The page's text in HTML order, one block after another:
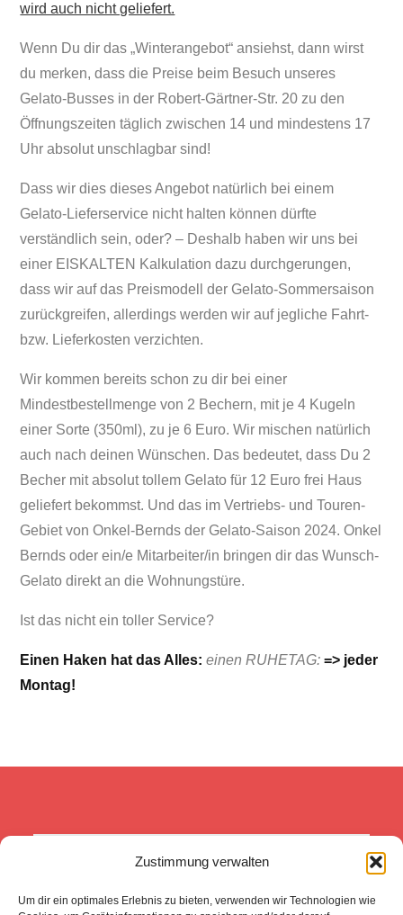
Zustimmung verwalten
Um dir ein optimales Erlebnis zu bieten, verwenden wir Technologien wie
wird auch nicht geliefert.
Wenn Du dir das „Winterangebot“ ansiehst, dann wirst
du merken, dass die Preise beim Besuch unseres
Gelato-Busses in der Robert-Gärtner-Str. 20 zu den
Öffnungszeiten täglich zwischen 14 und mindestens 17
Uhr absolut unschlagbar sind!
Dass wir dies dieses Angebot natürlich bei einem
Gelato-Lieferservice nicht halten können dürfte
verständlich sein, oder? – Deshalb haben wir uns bei
einer EISKALTEN Kalkulation dazu durchgerungen,
dass wir auf das Preismodell der Gelato-Sommersaison
zurückgreifen, allerdings werden wir auf jegliche Fahrt-
bzw. Lieferkosten verzichten.
Wir kommen bereits schon zu dir bei einer
Mindestbestellmenge von 2 Bechern, mit je 4 Kugeln
einer Sorte (350ml), zu je 6 Euro. Wir mischen natürlich
auch nach deinen Wünschen. Das bedeutet, dass Du 2
Becher mit absolut tollem Gelato für 12 Euro frei Haus
geliefert bekommst. Und das im Vertriebs- und Touren-
Gebiet von Onkel-Bernds der Gelato-Saison 2024. Onkel
Bernds oder ein/e Mitarbeiter/in bringen dir das Wunsch-
Gelato direkt an die Wohnungstüre.
Ist das nicht ein toller Service?
Einen Haken hat das Alles:einen RUHETAG:=> jeder
Montag!
Was wir heute tun, entscheidet
aussieht. (Boris Pasternak -FNPT)